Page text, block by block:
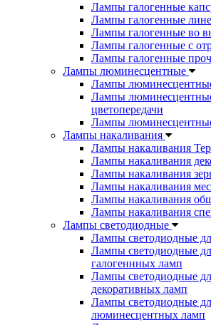
Лампы галогенные
Лампы галогенные
Лампы галогенные во
Лампы галогенные с
Лампы галогенные
Лампы люминесцентные
Лампы
Лампы
цветопередачи
Лампы
Лампы накаливания
Лампы накаливания
Лампы накаливания
Лампы накаливания
Лампы накаливания
Лампы накаливания
Лампы накаливания
Лампы светодиодные
Лампы светодиодные
Лампы светодиодные
галогеннных ламп
Лампы светодиодные
декоративных ламп
Лампы светодиодные
люминесцентных ламп